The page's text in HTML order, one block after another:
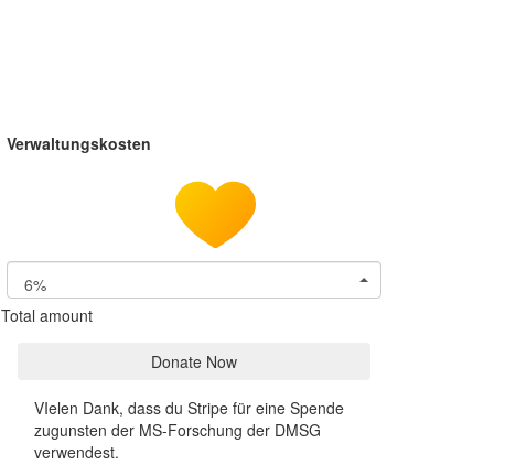
Verwaltungskosten
6%
Total amount
Donate Now
VIelen Dank, dass du Stripe für eine Spende
zugunsten der MS-Forschung der DMSG
verwendest.